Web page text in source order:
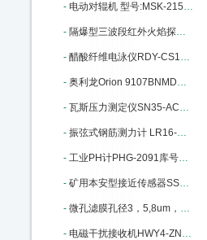
- 电动对辊机 型号:MSK-2150库号：M251248
- 隔爆型三波段红外火焰探测器：M295402
- 醋酸纤维电泳仪RDY-CS1库号：M298108
- 奥利龙Orion 9107BNMD库号：M298905
- 瓦斯压力测定仪SN35-ACW-1库号：M333910
- 振弦式钢筋测力计 LR16-GXR-1010：M346577
- 工业PH计PHG-2091库号：M355051
- 矿用本安型接近传感器SS80-GUC100：M362196
- 微孔滤膜孔径3，5,8um，直径60mm：M364481
- 电磁干扰接收机HWY4-ZN3951D库号：M377823